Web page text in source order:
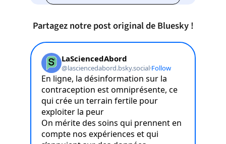
w
t
Partagez notre post original de Bluesky !